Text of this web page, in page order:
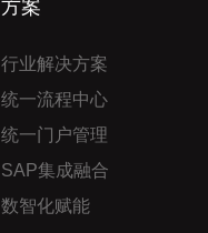
方案
行业解决方案
统一流程中心
统一门户管理
SAP集成融合
数智化赋能